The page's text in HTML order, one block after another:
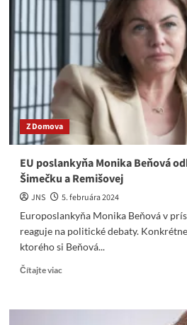
Remišová
klamárka,
nevie
rozpráva
zavádza
ľudí.
tvrdenia
podložil
nezvratnými
Z Domova
EU poslankyňa Monika Beňová
Šimečku a Remišovej
JNS
5. februára 2024
Europoslankyňa Monika Beňová v
reaguje na politické debaty.
ktorého si Beňová...
Čítajte viacRead
EU